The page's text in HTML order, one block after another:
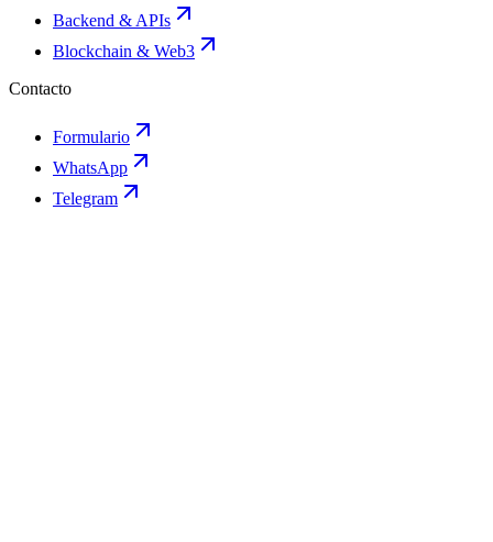
Backend & APIs
Blockchain & Web3
Contacto
Formulario
WhatsApp
Telegram